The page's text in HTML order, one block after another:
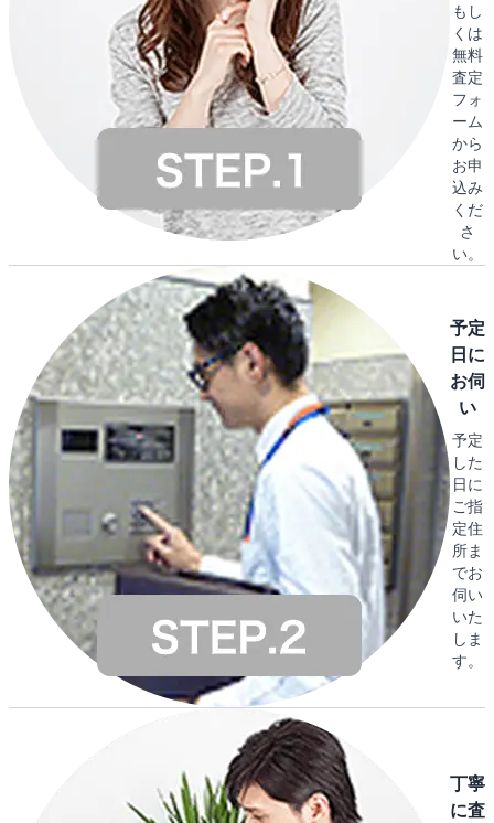
もし
くは
無料
査定
フォ
ーム
から
お申
込み
くだ
さ
い。
予定
日に
お伺
い
予定
した
日に
ご指
定住
所ま
でお
伺い
いた
しま
す。
丁寧
に査